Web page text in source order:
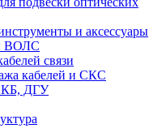
и аксессуары
ВОЛС
связи
кабелей и СКС
ДГУ